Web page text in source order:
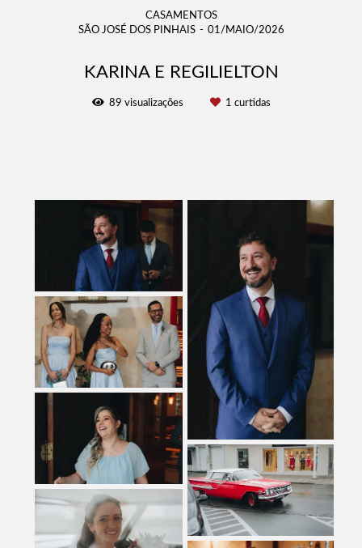
CASAMENTOS
SÃO JOSÉ DOS PINHAIS
01/MAIO/2026
KARINA E REGILIELTON
89 visualizações 1 curtidas